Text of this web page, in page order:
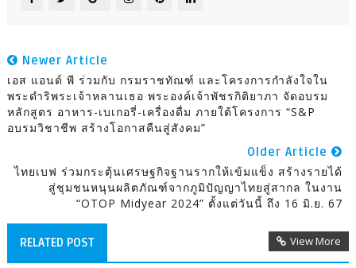
Newer Article
เอส แอนด์ พี ร่วมกับ กรมราชทัณฑ์ และโครงการกำลังใจใน
พระดำริพระเจ้าหลานเธอ พระองค์เจ้าพัชรกิติยาภา จัดอบรม
หลักสูตร อาหาร-เบเกอรี่-เครื่องดื่ม ภายใต้โครงการ “S&P
อบรมวิชาชีพ สร้างโอกาสคืนสู่สังคม”
Older Article
ไทยเบฟ ร่วมกระตุ้นเศรษฐกิจฐานรากให้เข้มแข็ง สร้างรายได้
สู่ชุมชนหนุนผลิตภัณฑ์จากภูมิปัญญาไทยสู่สากล ในงาน
“OTOP Midyear 2024” ตั้งแต่วันนี้ ถึง 16 มิ.ย. 67
RELATED POST View More